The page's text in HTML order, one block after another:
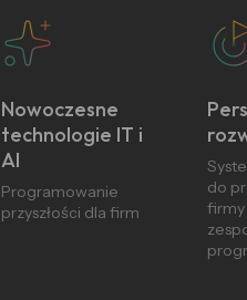
Nowoczesne
technologie IT i
AI
Programowanie
przyszłości dla firm
do
firmy